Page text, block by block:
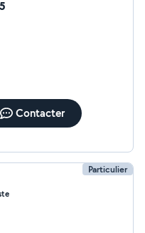
bug
/ logiciels -
- Formation
Contacter
Particulier